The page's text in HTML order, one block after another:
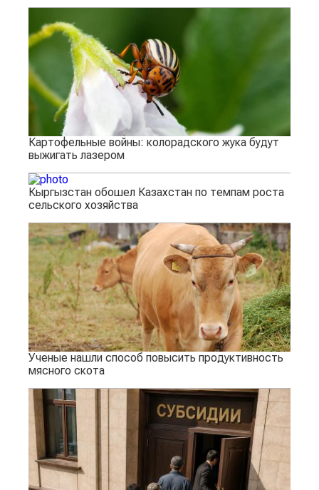
Картофельные войны: колорадского жука будут
выжигать лазером
Кыргызстан обошел Казахстан по темпам роста
сельского хозяйства
Ученые нашли способ повысить продуктивность
мясного скота